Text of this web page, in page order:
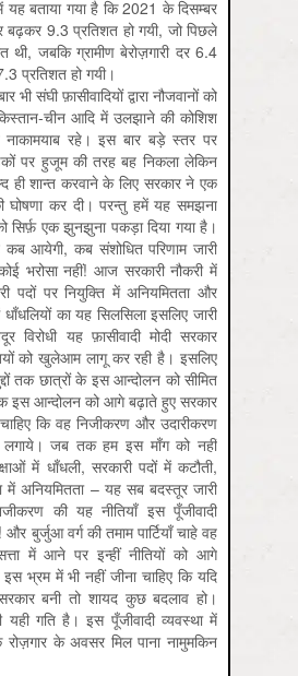
में यह बताया गया है कि 2021 के दिसम्बर
बढ़कर 9.3 प्रतिशत हो गयी, जो पिछले
थी, जबकि ग्रामीण बेरोज़गारी दर 6.4
प्रतिशत हो गयी।
भी संघी फ़ासीवादियों द्वारा नौजवानों को
चीन आदि में उलझाने की कोशिश
नाकामयाब रहे। इस बार बड़े स्तर पर
पर हुजूम की तरह बह निकला लेकिन
ही शान्त करवाने के लिए सरकार ने एक
घोषणा कर दी। परन्तु हमें यह समझना
सिर्फ़ एक झुनझुना पकड़ा दिया गया है।
कब आयेगी, कब संशोधित परिणाम जारी
भरोसा नहीं! आज सरकारी नौकरी में
पदों पर नियुक्ति में अनियमितता और
धाँधलियों का यह सिलसिला इसलिए जारी
विरोधी यह फ़ासीवादी मोदी सरकार
को खुलेआम लागू कर रही है। इसलिए
तक छात्रों के इस आन्दोलन को सीमित
इस आन्दोलन को आगे बढ़ाते हुए सरकार
कि वह निजीकरण और उदारीकरण
लगाये। जब तक हम इस माँग को नहीं
में धाँधली, सरकारी पदों में कटौती,
में अनियमितता – यह सब बदस्तूर जारी
की यह नीतियाँ इस पूँजीवादी
बुर्जुआ वर्ग की तमाम पार्टियाँ चाहे वह
में आने पर इन्हीं नीतियों को आगे
भ्रम में भी नहीं जीना चाहिए कि यदि
बनी तो शायद कुछ बदलाव हो।
यही गति है। इस पूँजीवादी व्यवस्था में
के अवसर मिल पाना नामुमकिन